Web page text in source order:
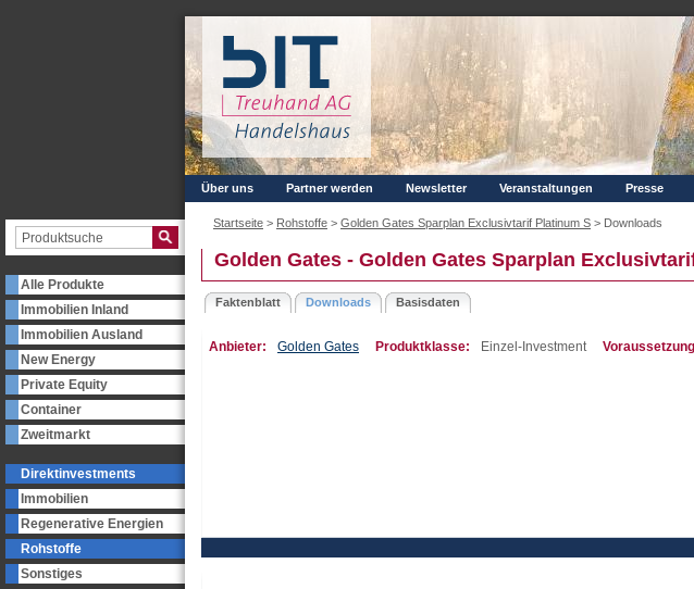
Alle Produkte
Immobilien Inland
Immobilien Ausland
New Energy
Private Equity
Container
Zweitmarkt
Direktinvestments
Immobilien
Regenerative Energien
Rohstoffe
Sonstiges
Über uns Partner werden Newsletter Veranstaltungen Presse
Startseite > Rohstoffe > Golden Gates Sparplan Exclusivtarif Platinum S > Downloads
Golden Gates - Golden Gates Sparplan
Faktenblatt Downloads Basisdaten
Anbieter: Golden Gates Produktklasse: Einzel-Investment